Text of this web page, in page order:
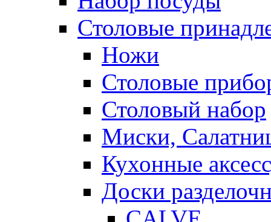
Столовые
Ножи
Столовые
Столовый набор
Миски,
Кухонные
Доски